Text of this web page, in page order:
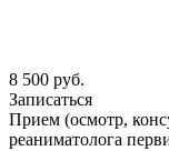
8 500 руб.
Записаться
Прием (осмотр,
реаниматолога